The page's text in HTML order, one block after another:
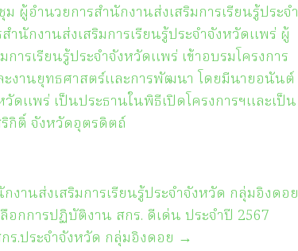
อำนวยการสำนักงานส่ง​เสริมการเรียนรู้ประจำ
นักงานส่งเสริมการเรียนรู้ประจำจังหวัดแพร่ ผู้
รเรียนรู้ประจำจังหวัดแพร่ เข้าอบรมโครงการ
งานยุทธศาสตร์และการพัฒนา โดยมีนายอนันต์
ดแพร่ เป็นประธานในพิธีเปิดโครงการฯและเป็น
กิติ์ จังหวัดอุตรดิตถ์
งานส่งเสริมการเรียนรู้ประจำจังหวัด กลุ่มอิงดอย
อกการปฏิบัติงาน สกร. ดีเด่น ประจำปี 2567
ร.ประจำจังหวัด กลุ่มอิงดอย →